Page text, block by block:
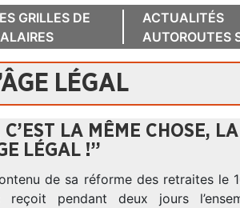
GRILLES DE
ACTUALITÉS
AUTOROUTES
LÉGAL
LA MÊME CHOSE,
LÉGAL !”
de sa réforme des retraites le
reçoit pendant deux jours